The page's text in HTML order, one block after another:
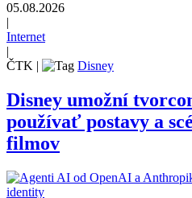
05.08.2026
|
Internet
|
ČTK | Disney
Disney umožní
používať postavy a
filmov